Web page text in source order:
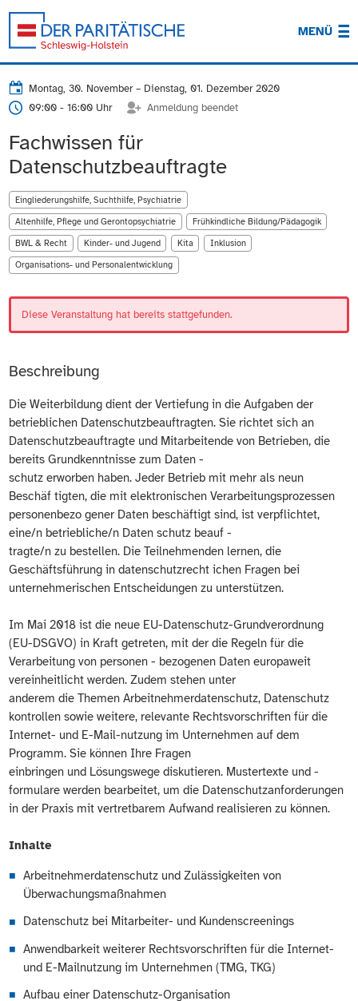
MENÜ
Montag, 30. November– Dienstag, 01. Dezember 2020
09:00 - 16:00 Uhr
Anmeldung beendet
Fachwissen für
Datenschutzbeauftragte
Eingliederungshilfe, Suchthilfe, Psychiatrie
Altenhilfe, Pflege und Gerontopsychiatrie
Frühkindliche Bildung/Pädagogik
BWL & Recht
Kinder- und Jugend Kita
Inklusion
Organisations- und Personalentwicklung
Diese Veranstaltung hat bereits stattgefunden.
Beschreibung
Die Weiterbildung dient der Vertiefung in die Aufgaben der
betrieblichen Datenschutzbeauftragten. Sie richtet sich an
Datenschutzbeauftragte und Mitarbeitende von Betrieben, die
bereits Grundkenntnisse zum Daten -
schutz erworben haben. Jeder Betrieb mit mehr als neun
Beschäf tigten, die mit elektronischen Verarbeitungsprozessen
personenbezo gener Daten beschäftigt sind, ist verpflichtet,
eine/n betriebliche/n Daten schutz beauf -
tragte/n zu bestellen. Die Teilnehmenden lernen, die
Geschäftsführung in datenschutzrecht ichen Fragen bei
unternehmerischen Entscheidungen zu unterstützen.
Im Mai 2018 ist die neue EU-Datenschutz-Grundverordnung
(EU-DSGVO) in Kraft getreten, mit der die Regeln für die
Verarbeitung von personen - bezogenen Daten europaweit
vereinheitlicht werden. Zudem stehen unter
anderem die Themen Arbeitnehmerdatenschutz, Datenschutz
kontrollen sowie weitere, relevante Rechtsvorschriften für die
Internet- und E-Mail-nutzung im Unternehmen auf dem
Programm. Sie können Ihre Fragen
einbringen und Lösungswege diskutieren. Mustertexte und -
formulare werden bearbeitet, um die Datenschutzanforderungen
in der Praxis mit vertretbarem Aufwand realisieren zu können.
Inhalte
Arbeitnehmerdatenschutz und Zulässigkeiten von
Überwachungsmaßnahmen
Datenschutz bei Mitarbeiter- und Kundenscreenings
Anwendbarkeit weiterer Rechtsvorschriften für die Internet-
und E-Mailnutzung im Unternehmen (TMG, TKG)
Aufbau einer Datenschutz-Organisation